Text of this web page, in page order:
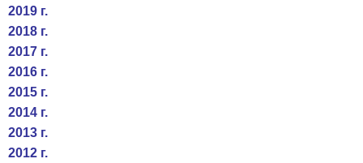
2019 г.
2018 г.
2017 г.
2016 г.
2015 г.
2014 г.
2013 г.
2012 г.